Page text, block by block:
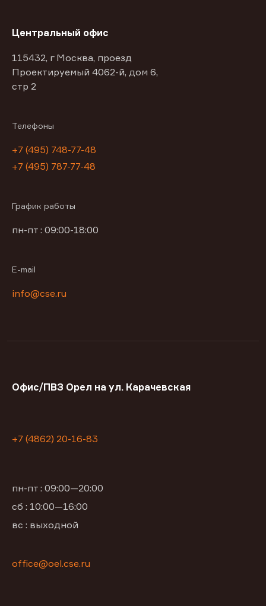
Центральный офис
115432, г Москва, проезд
Проектируемый 4062-й, дом 6,
стр 2
Телефоны
+7 (495) 748-77-48
+7 (495) 787-77-48
График работы
пн-пт : 09:00-18:00
E-mail
info@cse.ru
Офис/ПВЗ Орел на ул. Карачевская
+7 (4862) 20-16-83
пн-пт : 09:00—20:00
сб : 10:00—16:00
вс : выходной
office@oel.cse.ru